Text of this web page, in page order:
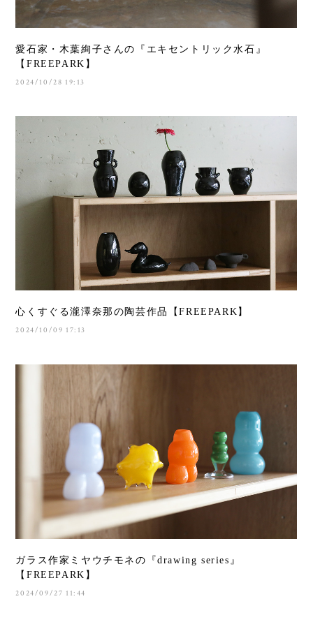
愛石家・木葉絢子さんの『エキセントリック水石』
【FREEPARK】
2024/10/28 19:13
心くすぐる瀧澤奈那の陶芸作品【FREEPARK】
2024/10/09 17:13
ガラス作家ミヤウチモネの『drawing series』
【FREEPARK】
2024/09/27 11:44